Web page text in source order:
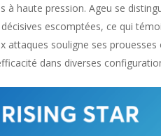
à haute pression. Ageu se
escomptées, ce qui
attaques souligne ses
dans diverses